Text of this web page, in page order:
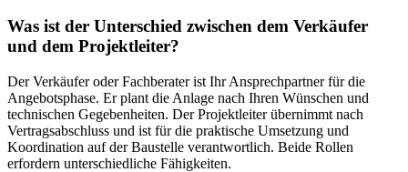
Was ist der Unterschied zwischen dem Verkäufer
und dem Projektleiter?
Der Verkäufer oder Fachberater ist Ihr Ansprechpartner für die
Angebotsphase. Er plant die Anlage nach Ihren Wünschen und
technischen Gegebenheiten. Der Projektleiter übernimmt nach
Vertragsabschluss und ist für die praktische Umsetzung und
Koordination auf der Baustelle verantwortlich. Beide Rollen
erfordern unterschiedliche Fähigkeiten.